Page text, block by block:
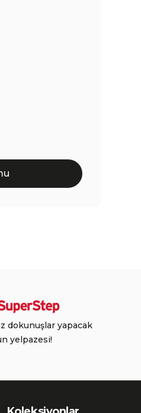
dokunuşlar yapacak
yelpazesi!